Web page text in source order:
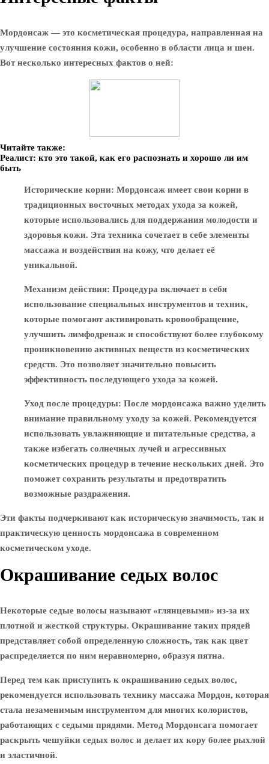
Мордонсаж — это косметическая процедура, направленная на
улучшение состояния кожи, особенно в области лица и шеи.
Вот несколько интересных фактов о ней:
Читайте также:
Реалист: кто это такой, как его распознать и хорошо ли им
быть
Исторические корни: Мордонсаж имеет свои корни в
традиционных восточных методах ухода за кожей,
которые использовались для поддержания молодости и
здоровья кожи. Эта техника сочетает в себе элементы
массажа и воздействия на кожу, что делает её
уникальной.
Механизм действия: Процедура включает в себя
использование специальных инструментов и техник,
которые помогают активировать кровообращение,
улучшить лимфодренаж и способствуют более глубокому
проникновению активных веществ из косметических
средств. Это позволяет значительно повысить
эффективность последующего ухода за кожей.
Уход после процедуры: После мордонсажа важно уделить
внимание правильному уходу за кожей. Рекомендуется
использовать увлажняющие и питательные средства, а
также избегать солнечных лучей и агрессивных
косметических процедур в течение нескольких дней. Это
поможет сохранить результаты и предотвратить
возможные раздражения.
Эти факты подчеркивают как историческую значимость, так и
практическую ценность мордонсажа в современном
косметическом уходе.
Окрашивание седых волос
Некоторые седые волосы называют «глянцевыми» из-за их
плотной и жесткой структуры. Окрашивание таких прядей
представляет собой определенную сложность, так как цвет
распределяется по ним неравномерно, образуя пятна.
Перед тем как приступить к окрашиванию седых волос,
рекомендуется использовать технику массажа Мордон, которая
стала незаменимым инструментом для многих колористов,
работающих с седыми прядями. Метод Мордонсага помогает
раскрыть чешуйки седых волос и делает их кору более рыхлой
и эластичной.